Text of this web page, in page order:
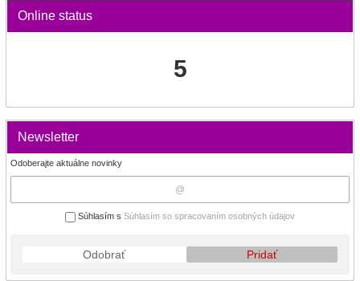
Online status
5
Newsletter
Odoberajte aktuálne novinky
Súhlasím s Súhlasím so spracovaním osobných údajov
Odobrať Pridať